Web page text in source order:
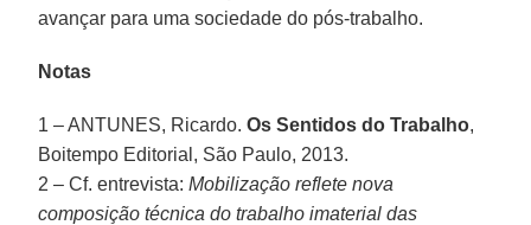
avançar para uma sociedade do pós-trabalho.
Notas
1 – ANTUNES, Ricardo.Os Sentidos do Trabalho,
Boitempo Editorial, São Paulo, 2013.
2 – Cf. entrevista:Mobilização reflete nova
composição técnica do trabalho imaterial das